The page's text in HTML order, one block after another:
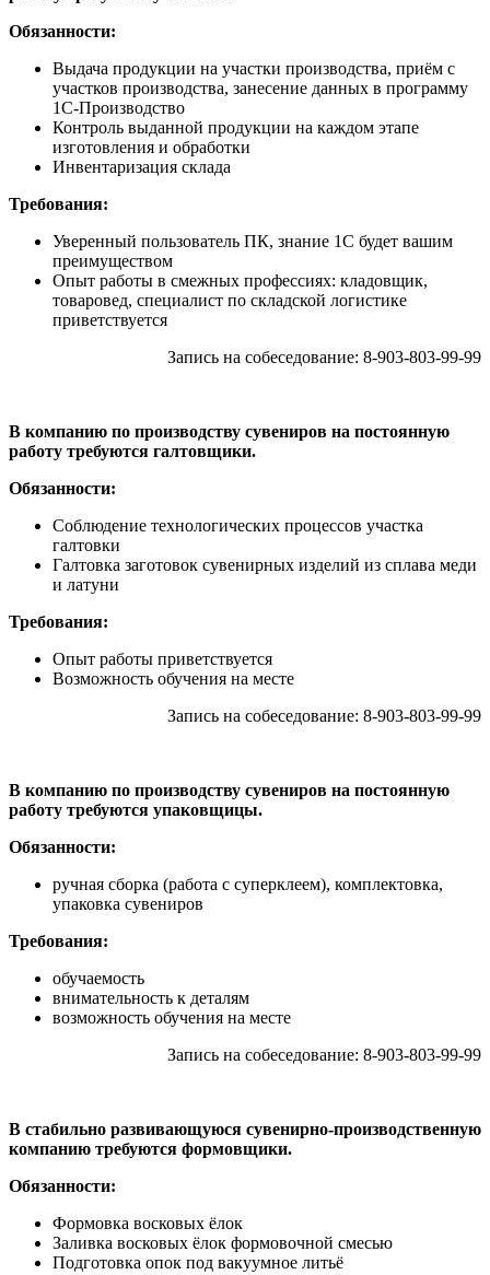
Обязанности:
Выдача продукции на участки производства, приём с
участков производства, занесение данных в программу
1С-Производство
Контроль выданной продукции на каждом этапе
изготовления и обработки
Инвентаризация склада
Требования:
Уверенный пользователь ПК, знание 1С будет вашим
преимуществом
Опыт работы в смежных профессиях: кладовщик,
товаровед, специалист по складской логистике
приветствуется
Запись на собеседование: 8-903-803-99-99
В компанию по производству сувениров на постоянную
работу требуются галтовщики.
Обязанности:
Соблюдение технологических процессов участка
галтовки
Галтовка заготовок сувенирных изделий из сплава меди
и латуни
Требования:
Опыт работы приветствуется
Возможность обучения на месте
Запись на собеседование: 8-903-803-99-99
В компанию по производству сувениров на постоянную
работу требуются упаковщицы.
Обязанности:
ручная сборка (работа с суперклеем), комплектовка,
упаковка сувениров
Требования:
обучаемость
внимательность к деталям
возможность обучения на месте
Запись на собеседование: 8-903-803-99-99
В стабильно развивающуюся сувенирно-производственную
компанию требуются формовщики.
Обязанности:
Формовка восковых ёлок
Заливка восковых ёлок формовочной смесью
Подготовка опок под вакуумное литьё